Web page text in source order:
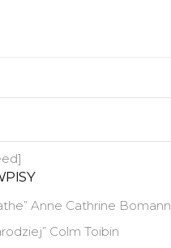
Anne Cathrine Bomann
Colm Toibin